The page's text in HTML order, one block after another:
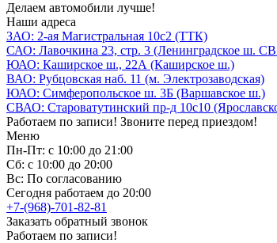
Делаем автомобили лучше!
Наши адреса
ЗАО: 2-ая Магистральная 10с2 (ТТК)
САО: Лавочкина 23, стр. 3 (Ленинградское ш.
ЮАО: Каширское ш., 22А (Каширское ш.)
ВАО: Рубцовская наб. 11 (м. Электрозаводская)
ЮАО: Симферопольское ш. 3Б (Варшавское ш.)
СВАО: Староватутинский пр-д 10с10
Работаем по записи! Звоните перед приездом!
Меню
Пн-Пт: с 10:00 до 21:00
Сб: с 10:00 до 20:00
Вс: По согласованию
Сегодня работаем до 20:00
+7-(968)-701-82-81
Заказать обратный звонок
Работаем по записи!